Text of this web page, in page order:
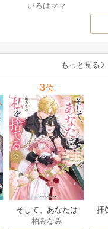
生です マンガ
いろはママ
もっと見る
3位
そして、あなたは
私を捨てる
柏みなみ
拝